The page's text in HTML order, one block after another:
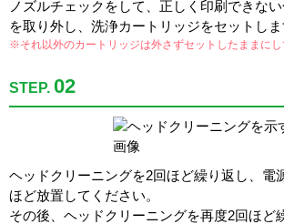
ノズルチェックをして、正しく印刷できな
を取り外し、洗浄カートリッジをセットしま
※それ以外のカートリッジは外さずセットしたままに
STEP. 02
ヘッドクリーニングを2回ほど繰り返し、電
ほど放置してください。
その後、ヘッドクリーニングを再度2回ほど